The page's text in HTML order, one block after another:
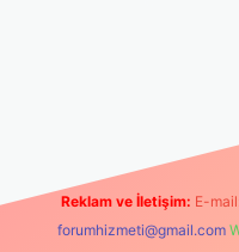
Reklam ve İletişim: E-
forumhizmeti@gmail.com